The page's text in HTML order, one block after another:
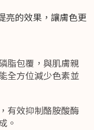
亮的效果，讓膚色更
脂包覆，與肌膚親
全方位減少色素並
有效抑制酪胺酸酶
。